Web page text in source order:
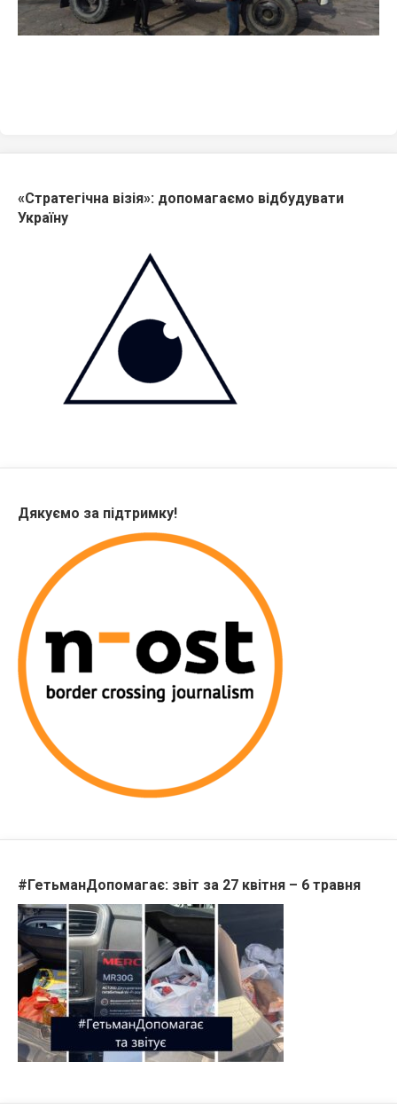
«Стратегічна візія»: допомагаємо відбудувати
Україну
Дякуємо за підтримку!
#ГетьманДопомагає: звіт за 27 квітня – 6 травня